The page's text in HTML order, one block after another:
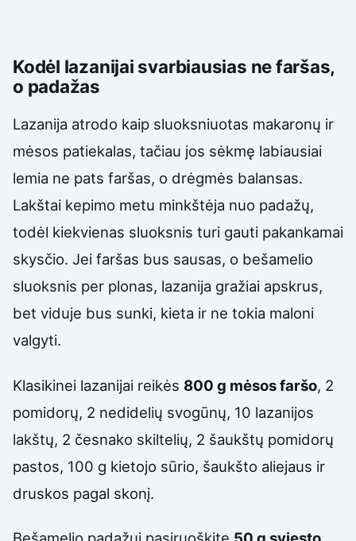
Kodėl lazanijai svarbiausias ne faršas,
o padažas
Lazanija atrodo kaip sluoksniuotas makaronų ir
mėsos patiekalas, tačiau jos sėkmę labiausiai
lemia ne pats faršas, o drėgmės balansas.
Lakštai kepimo metu minkštėja nuo padažų,
todėl kiekvienas sluoksnis turi gauti pakankamai
skysčio. Jei faršas bus sausas, o bešamelio
sluoksnis per plonas, lazanija gražiai apskrus,
bet viduje bus sunki, kieta ir ne tokia maloni
valgyti.
Klasikinei lazanijai reikės 800 g mėsos faršo, 2
pomidorų, 2 nedidelių svogūnų, 10 lazanijos
lakštų, 2 česnako skiltelių, 2 šaukštų pomidorų
pastos, 100 g kietojo sūrio, šaukšto aliejaus ir
druskos pagal skonį.